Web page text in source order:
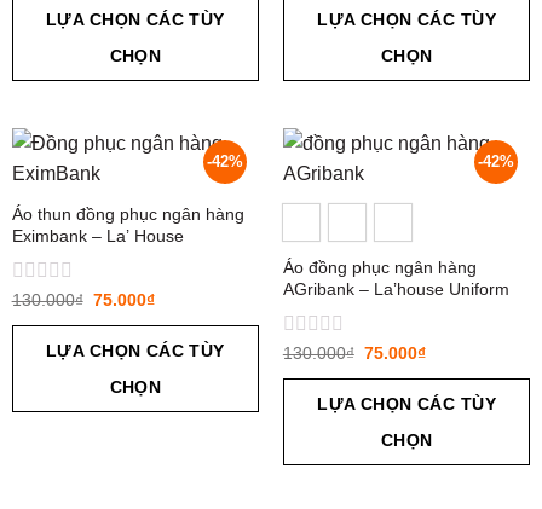
LỰA CHỌN CÁC TÙY
CHỌN
LỰA CHỌN CÁC TÙY
CHỌN
-42%
Áo thun đồng phục ngân hàng
Eximbank – La’ House
Được
130.000₫ 75.000₫
LỰA CHỌN CÁC TÙY
CHỌN
-42%
Áo đồng phục ngân hàng
AGribank – La’house Uniform
Được
130.000₫ 75.000₫
LỰA CHỌN CÁC TÙY
CHỌN